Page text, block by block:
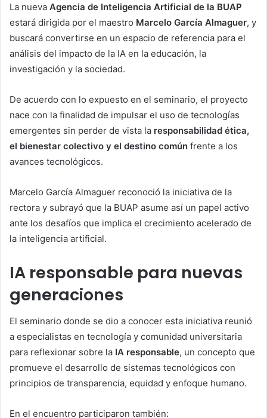
La nueva Agencia de Inteligencia Artificial de la BUAP
estará dirigida por el maestro Marcelo García Almaguer, y
buscará convertirse en un espacio de referencia para el
análisis del impacto de la IA en la educación, la
investigación y la sociedad.
De acuerdo con lo expuesto en el seminario, el proyecto
nace con la finalidad de impulsar el uso de tecnologías
emergentes sin perder de vista la responsabilidad ética,
el bienestar colectivo y el destino común frente a los
avances tecnológicos.
Marcelo García Almaguer reconoció la iniciativa de la
rectora y subrayó que la BUAP asume así un papel activo
ante los desafíos que implica el crecimiento acelerado de
la inteligencia artificial.
IA responsable para nuevas
generaciones
El seminario donde se dio a conocer esta iniciativa reunió
a especialistas en tecnología y comunidad universitaria
para reflexionar sobre la IA responsable, un concepto que
promueve el desarrollo de sistemas tecnológicos con
principios de transparencia, equidad y enfoque humano.
En el encuentro participaron también: